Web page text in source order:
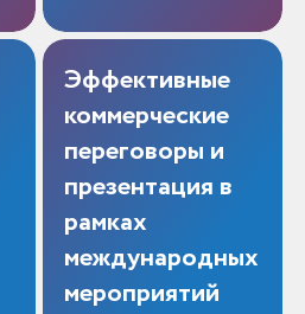
Эффективные
коммерческие
переговоры и
презентация в
рамках
международных
мероприятий